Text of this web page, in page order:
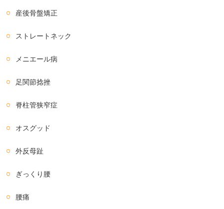
産後骨盤矯正
ストレートネック
メニエール病
足関節捻挫
脊柱管狭窄症
オスグッド
外反母趾
ぎっくり腰
腰痛